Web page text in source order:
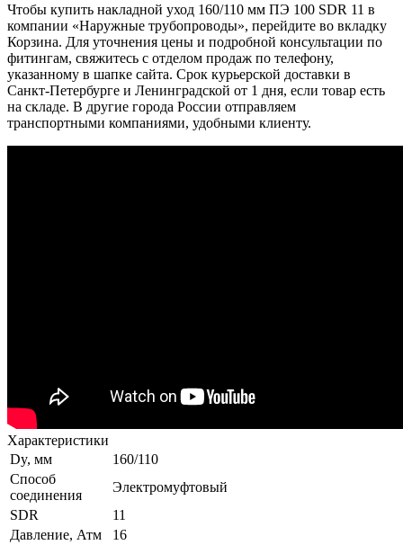
Чтобы купить накладной уход 160/110 мм ПЭ 100 SDR 11 в
компании «Наружные трубопроводы», перейдите во вкладку
Корзина. Для уточнения цены и подробной консультации по
фитингам, свяжитесь с отделом продаж по телефону,
указанному в шапке сайта. Срок курьерской доставки в
Санкт-Петербурге и Ленинградской от 1 дня, если товар есть
на складе. В другие города России отправляем
транспортными компаниями, удобными клиенту.
Характеристики
Dy, мм
160/110
Способ
соединения
Электромуфтовый
SDR
11
Давление, Атм
16